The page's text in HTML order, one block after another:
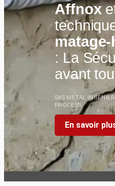
Affnox
: La
avant
SAS METAL
PROCESS
En savoir